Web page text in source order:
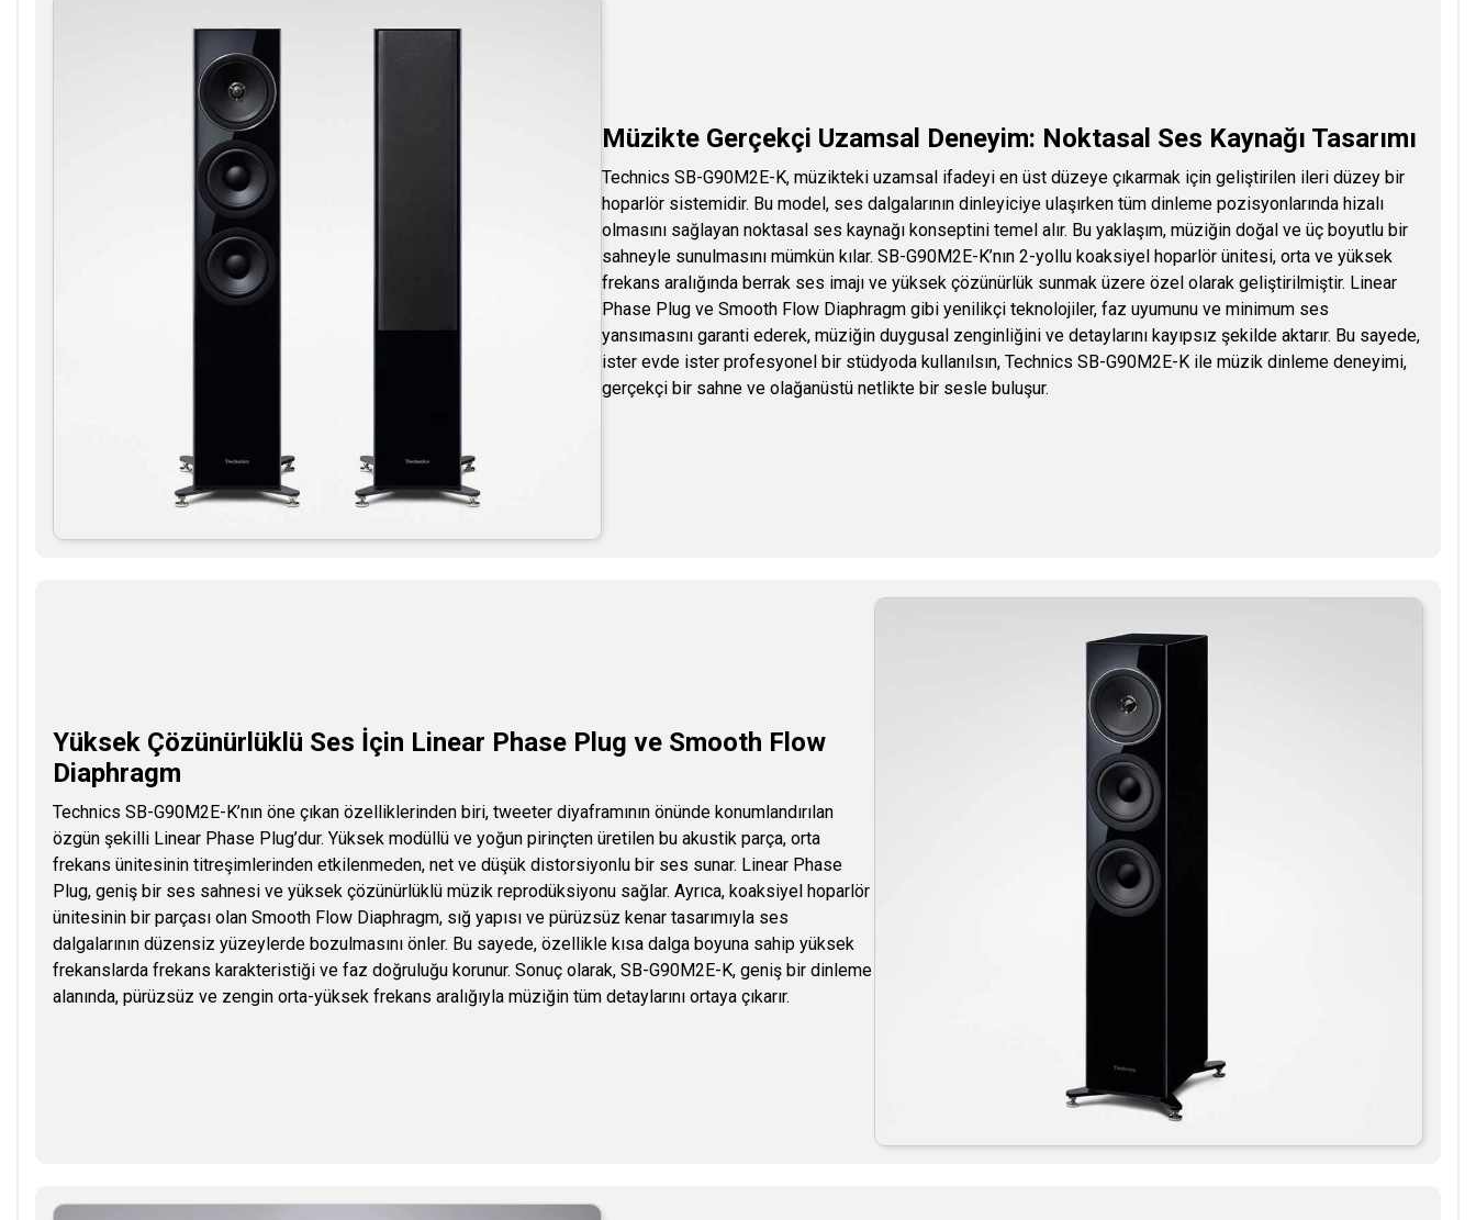
Müzikte Gerçekçi Uzamsal Deneyim: Noktasal Ses Kaynağı Tasarımı
Technics SB-G90M2E-K, müzikteki uzamsal ifadeyi en üst düzeye çıkarmak için geliştirilen ileri düzey bir
hoparlör sistemidir. Bu model, ses dalgalarının dinleyiciye ulaşırken tüm dinleme pozisyonlarında hizalı
olmasını sağlayan noktasal ses kaynağı konseptini temel alır. Bu yaklaşım, müziğin doğal ve üç boyutlu bir
sahneyle sunulmasını mümkün kılar. SB-G90M2E-K’nın 2-yollu koaksiyel hoparlör ünitesi, orta ve yüksek
frekans aralığında berrak ses imajı ve yüksek çözünürlük sunmak üzere özel olarak geliştirilmiştir. Linear
Phase Plug ve Smooth Flow Diaphragm gibi yenilikçi teknolojiler, faz uyumunu ve minimum ses
yansımasını garanti ederek, müziğin duygusal zenginliğini ve detaylarını kayıpsız şekilde aktarır. Bu sayede,
ister evde ister profesyonel bir stüdyoda kullanılsın, Technics SB-G90M2E-K ile müzik dinleme deneyimi,
gerçekçi bir sahne ve olağanüstü netlikte bir sesle buluşur.
Yüksek Çözünürlüklü Ses İçin Linear Phase Plug ve Smooth Flow
Diaphragm
Technics SB-G90M2E-K’nın öne çıkan özelliklerinden biri, tweeter diyaframının önünde konumlandırılan
özgün şekilli Linear Phase Plug’dur. Yüksek modüllü ve yoğun pirinçten üretilen bu akustik parça, orta
frekans ünitesinin titreşimlerinden etkilenmeden, net ve düşük distorsiyonlu bir ses sunar. Linear Phase
Plug, geniş bir ses sahnesi ve yüksek çözünürlüklü müzik reprodüksiyonu sağlar. Ayrıca, koaksiyel hoparlör
ünitesinin bir parçası olan Smooth Flow Diaphragm, sığ yapısı ve pürüzsüz kenar tasarımıyla ses
dalgalarının düzensiz yüzeylerde bozulmasını önler. Bu sayede, özellikle kısa dalga boyuna sahip yüksek
frekanslarda frekans karakteristiği ve faz doğruluğu korunur. Sonuç olarak, SB-G90M2E-K, geniş bir dinleme
alanında, pürüzsüz ve zengin orta-yüksek frekans aralığıyla müziğin tüm detaylarını ortaya çıkarır.